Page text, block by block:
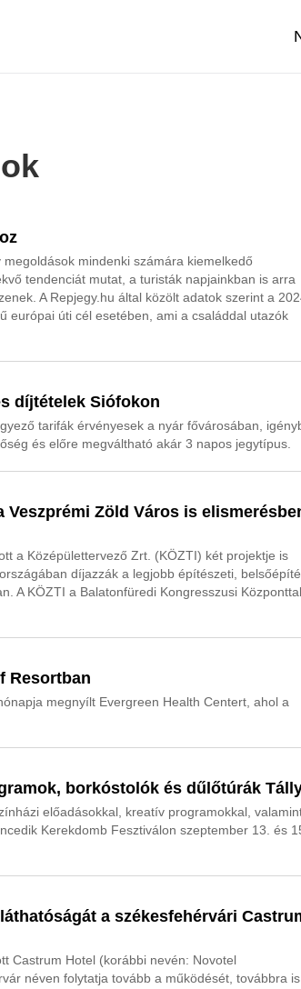
mindenki számára kiemelkedő
tendenciát mutat, a turisták napjainkban is arra
A Repjegy.hu által közölt adatok szerint a
európai úti cél esetében, ami a családdal utazók
díjtételek Siófokon
tarifák érvényesek a nyár fővárosában,
és előre megváltható akár 3 napos jegytípus.
Zöld Város is
a Középülettervező Zrt. (KÖZTI) két projektje is
díjazzák a legjobb építészeti,
A KÖZTI a Balatonfüredi Kongresszusi
Resortban
megnyílt Evergreen Health Centert, ahol a
borkóstolók és dűlőtúrák
előadásokkal, kreatív programokkal,
Kerekdomb Fesztiválon szeptember 13. és
a székesfehérvári
Castrum Hotel (korábbi nevén: Novotel
néven folytatja tovább a működését, továbbra